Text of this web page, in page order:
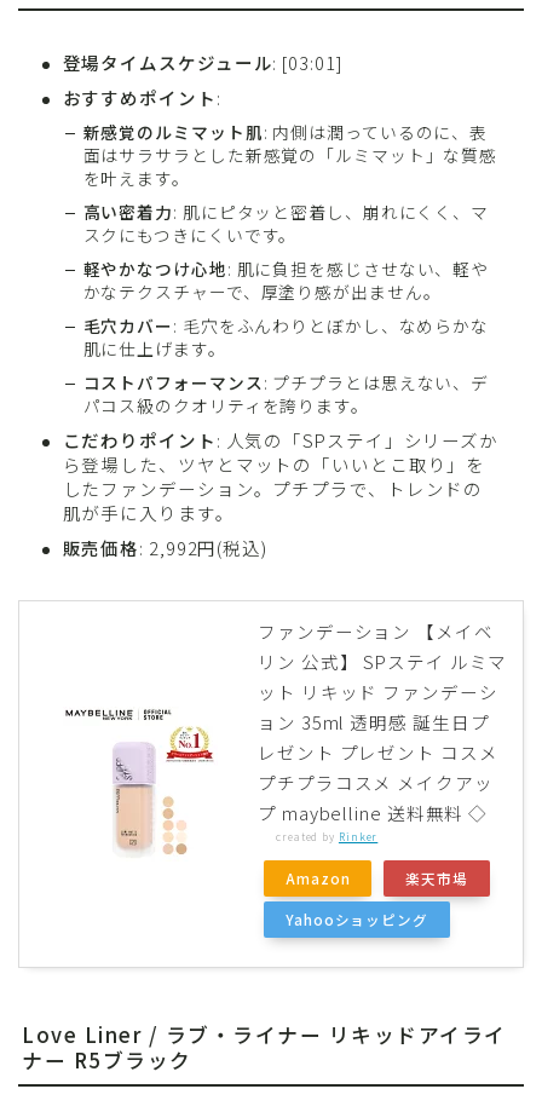
登場タイムスケジュール: [03:01]
おすすめポイント:
新感覚のルミマット肌: 内側は潤っているのに、表
面はサラサラとした新感覚の「ルミマット」な質感
を叶えます。
高い密着力: 肌にピタッと密着し、崩れにくく、マ
スクにもつきにくいです。
軽やかなつけ心地: 肌に負担を感じさせない、軽や
かなテクスチャーで、厚塗り感が出ません。
毛穴カバー : 毛穴をふんわりとぼかし、なめらかな
肌に仕上げます。
コストパフォーマンス : プチプラとは思えない、デ
パコス級のクオリティを誇ります。
こだわりポイント: 人気の「SPステイ」シリーズか
ら登場した、ツヤとマットの「いいとこ取り」を
したファンデーション。プチプラで、トレンドの
肌が手に入ります。
販売価格: 2,992円(税込)
ファンデーション 【メイベ
リン 公式】 SPステイ ルミマ
ット リキッド ファンデーシ
ョン 35ml 透明感 誕生日プ
レゼント プレゼント コスメ
プチプラコスメ メイクアッ
プ maybelline 送料無料 ◇
created by Rinker
Amazon 楽天市場
Yahooショッピング
Love Liner / ラブ・ライナー リキッドアイライ
ナー R5ブラック